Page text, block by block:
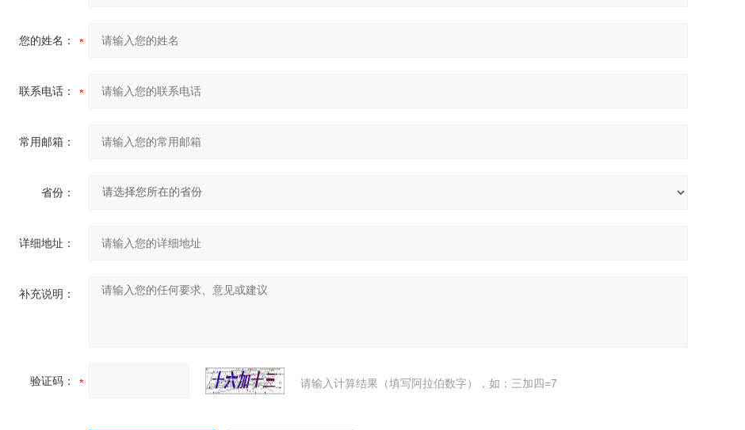
您的姓名：
联系电话：
常用邮箱：
省份：
详细地址：
补充说明：
验证码： 请输入计算结果（填写阿拉伯数字），如：三加四=7